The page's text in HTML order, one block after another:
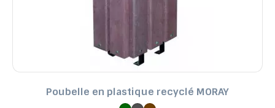
Poubelle en plastique recyclé MORAY